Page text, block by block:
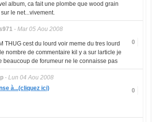
album, ca fait une plombe que wood grain
le net...vivement.
- Mar 05 Aou 2008
0
THUG cest du lourd voir meme du tres lourd
nombre de commentaire kil y a sur larticle je
beaucoup de forumeur ne le connaisse pas
- Lun 04 Aou 2008
0
à...(cliquez ici)